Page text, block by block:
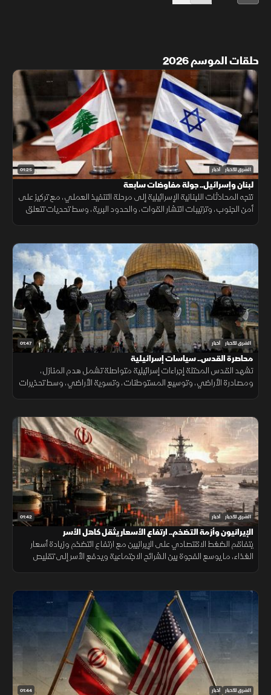
حلقات الموسم 2026
01:25 الشرق للأخبار أخبار
لبنان وإسرائيل.. جولة مفاوضات سابعة
تتجه المحادثات اللبنانية الإسرائيلية إلى مرحلة التنفيذ العملي، مع تركيز على
أمن الجنوب، وترتيبات انتشار القوات، والحدود البرية، وسط تحديات تتعلق
01:47 الشرق للأخبار أخبار
محاصرة القدس.. سياسات إسرائيلية
تشهد القدس المحتلة إجراءات إسرائيلية متواصلة تشمل هدم المنازل،
ومصادرة الأراضي، وتوسيع المستوطنات، وتسوية الأراضي، وسط تحذيرات
01:42 الشرق للأخبار أخبار
الإيرانيون وأزمة التضخم.. ارتفاع الأسعار يثقل كاهل الأسر
يتفاقم الضغط الاقتصادي على الإيرانيين مع ارتفاع التضخم وزيادة أسعار
الغذاء، ما يوسع الفجوة بين الشرائح الاجتماعية ويدفع الأسر إلى تقليص
01:44 الشرق للأخبار أخبار